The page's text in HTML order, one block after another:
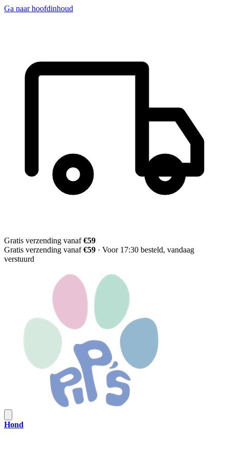
Ga naar hoofdinhoud
Gratis verzending vanaf€59
Gratis verzending vanaf€59 · Voor 17:30 besteld, vandaag
verstuurd
Hond